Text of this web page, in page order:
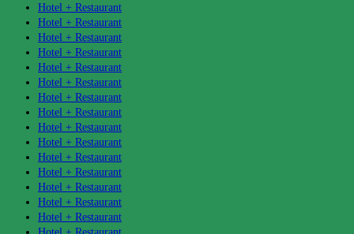
Hotel + Restaurant
Hotel + Restaurant
Hotel + Restaurant
Hotel + Restaurant
Hotel + Restaurant
Hotel + Restaurant
Hotel + Restaurant
Hotel + Restaurant
Hotel + Restaurant
Hotel + Restaurant
Hotel + Restaurant
Hotel + Restaurant
Hotel + Restaurant
Hotel + Restaurant
Hotel + Restaurant